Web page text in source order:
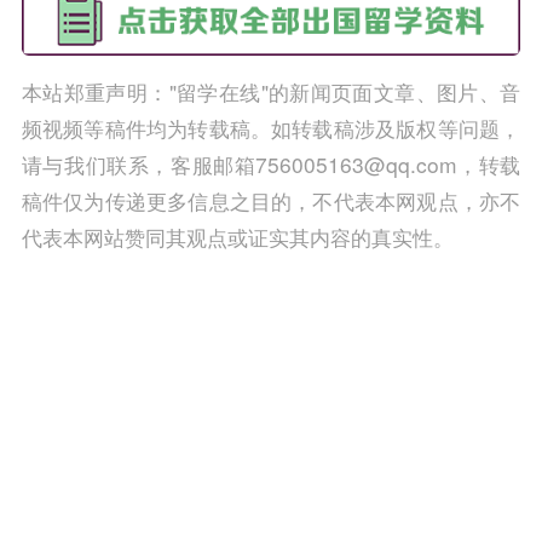
本站郑重声明："留学在线"的新闻页面文章、图片、音
频视频等稿件均为转载稿。如转载稿涉及版权等问题，
请与我们联系，客服邮箱756005163@qq.com，转载
稿件仅为传递更多信息之目的，不代表本网观点，亦不
代表本网站赞同其观点或证实其内容的真实性。